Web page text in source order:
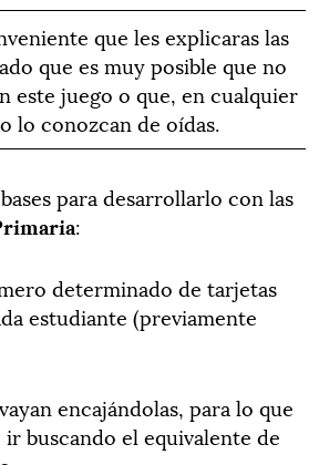
que les explicaras las
que es muy posible que no
este juego o que, en cualquier
lo conozcan de oídas.
para desarrollarlo con las
:
determinado de tarjetas
estudiante (previamente
encajándolas, para lo que
buscando el equivalente de